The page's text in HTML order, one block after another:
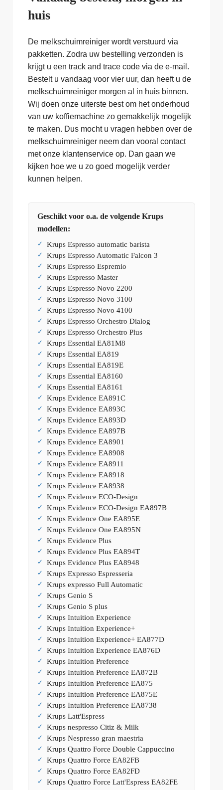
huis
De melkschuimreiniger wordt verstuurd via
pakketten. Zodra uw bestelling verzonden is
krijgt u een track and trace code via de e-mail.
Bestelt u vandaag voor vier uur, dan heeft u de
melkschuimreiniger morgen al in huis binnen.
Wij doen onze uiterste best om het onderhoud
van uw koffiemachine zo gemakkelijk mogelijk
te maken. Dus mocht u vragen hebben over de
melkschuimreiniger neem dan vooral contact
met onze klantenservice op. Dan gaan we
kijken hoe we u zo goed mogelijk verder
kunnen helpen.
Geschikt voor o.a. de volgende Krups
modellen:
Krups Espresso automatic barista
Krups Espresso Automatic Falcon 3
Krups Espresso Espremio
Krups Espresso Master
Krups Espresso Novo 2200
Krups Espresso Novo 3100
Krups Espresso Novo 4100
Krups Espresso Orchestro Dialog
Krups Espresso Orchestro Plus
Krups Essential EA81M8
Krups Essential EA819
Krups Essential EA819E
Krups Essential EA8160
Krups Essential EA8161
Krups Evidence EA891C
Krups Evidence EA893C
Krups Evidence EA893D
Krups Evidence EA897B
Krups Evidence EA8901
Krups Evidence EA8908
Krups Evidence EA8911
Krups Evidence EA8918
Krups Evidence EA8938
Krups Evidence ECO-Design
Krups Evidence ECO-Design EA897B
Krups Evidence One EA895E
Krups Evidence One EA895N
Krups Evidence Plus
Krups Evidence Plus EA894T
Krups Evidence Plus EA8948
Krups Expresso Espresseria
Krups expresso Full Automatic
Krups Genio S
Krups Genio S plus
Krups Intuition Experience
Krups Intuition Experience+
Krups Intuition Experience+ EA877D
Krups Intuition Experience EA876D
Krups Intuition Preference
Krups Intuition Preference EA872B
Krups Intuition Preference EA875
Krups Intuition Preference EA875E
Krups Intuition Preference EA8738
Krups Latt'Espress
Krups nespresso Citiz & Milk
Krups Nespresso gran maestria
Krups Quattro Force Double Cappuccino
Krups Quattro Force EA82FB
Krups Quattro Force EA82FD
Krups Quattro Force Latt'Espress EA82FE